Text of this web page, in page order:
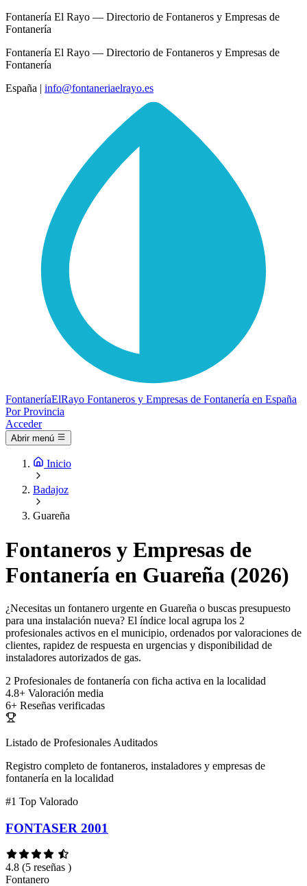
Fontanería El Rayo — Directorio de Fontaneros y Empresas de
Fontanería
Fontanería El Rayo — Directorio de Fontaneros y Empresas de
Fontanería
España | info@fontaneriaelrayo.es
FontaneríaElRayo Fontaneros y Empresas de Fontanería en España
Por Provincia
Acceder
Abrir menú
Inicio
Badajoz
Guareña
Fontaneros y Empresas de
Fontanería en Guareña (2026)
¿Necesitas un fontanero urgente en Guareña o buscas presupuesto
para una instalación nueva? El índice local agrupa los 2
profesionales activos en el municipio, ordenados por valoraciones de
clientes, rapidez de respuesta en urgencias y disponibilidad de
instaladores autorizados de gas.
2 Profesionales de fontanería con ficha activa en la localidad
4.8+ Valoración media
6+ Reseñas verificadas
Listado de Profesionales Auditados
Registro completo de fontaneros, instaladores y empresas de
fontanería en la localidad
#1 Top Valorado
FONTASER 2001
4.8 (5 reseñas )
Fontanero